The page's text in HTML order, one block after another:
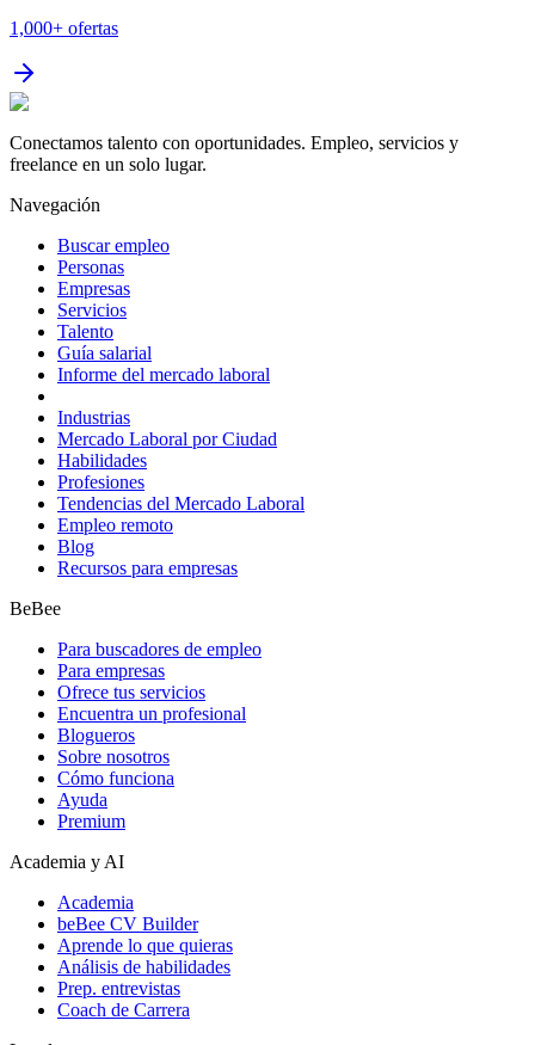
1,000+ ofertas
Conectamos talento con oportunidades. Empleo, servicios y
freelance en un solo lugar.
Navegación
Buscar empleo
Personas
Empresas
Servicios
Talento
Guía salarial
Informe del mercado laboral
Industrias
Mercado Laboral por Ciudad
Habilidades
Profesiones
Tendencias del Mercado Laboral
Empleo remoto
Blog
Recursos para empresas
BeBee
Para buscadores de empleo
Para empresas
Ofrece tus servicios
Encuentra un profesional
Blogueros
Sobre nosotros
Cómo funciona
Ayuda
Premium
Academia y AI
Academia
beBee CV Builder
Aprende lo que quieras
Análisis de habilidades
Prep. entrevistas
Coach de Carrera